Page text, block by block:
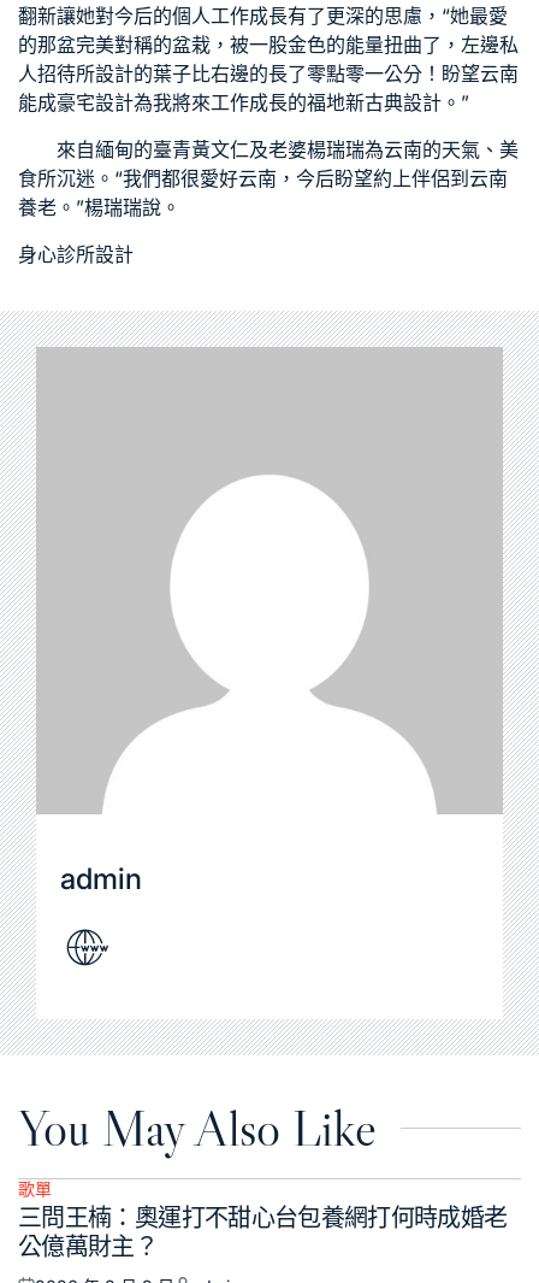
翻新讓她對今后的個人工作成長有了更深的思慮，“她最愛
的那盆完美對稱的盆栽，被一股金色的能量扭曲了，左邊私
人招待所設計的葉子比右邊的長了零點零一公分！盼望云南
能成豪宅設計為我將來工作成長的福地新古典設計 。”
來自緬甸的臺青黃文仁及老婆楊瑞瑞為云南的天氣、美
食所沉迷。“我們都很愛好云南，今后盼望約上伴侶到云南
養老。”楊瑞瑞說。
身心診所設計
admin
You May Also Like
Posted
in
歌單
三問王楠：奧運打不甜心台包養網打何時成婚老
公億萬財主？